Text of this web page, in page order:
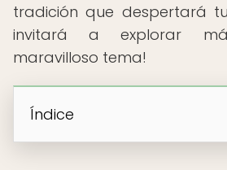
tradición que despertará
invitará a explorar
maravilloso tema!
Índice